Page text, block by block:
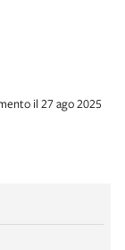
il 27 ago 2025